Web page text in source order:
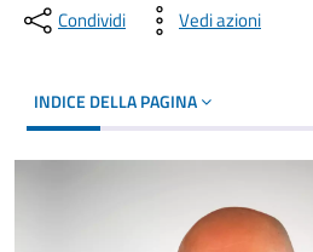
Condividi Vedi azioni
INDICE DELLA PAGINA